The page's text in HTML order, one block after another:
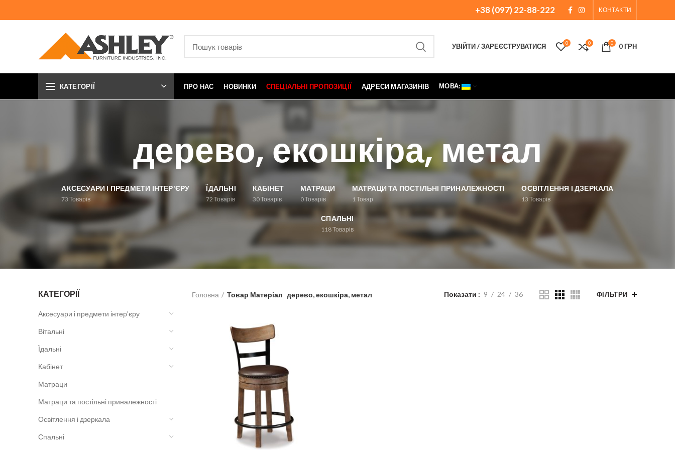
+38 (097) 22-88-222 КОНТАКТИ
УВІЙТИ / ЗАРЕЄСТРУВАТИСЯ 0 0 0 0ГРН
КАТЕГОРІЇ ПРО НАС НОВИНКИ СПЕЦІАЛЬНІ ПРОПОЗИЦІЇ АДРЕСИ МАГАЗИНІВ МОВА:
дерево, екошкіра, метал
АКСЕСУАРИ І ПРЕДМЕТИ ІНТЕР'ЄРУ
73 Товарів
ЇДАЛЬНІ
72 Товарів
КАБІНЕТ
30Товарів
МАТРАЦИ
0Товарів
МАТРАЦИ ТА ПОСТІЛЬНІ ПРИНАЛЕЖНОСТІ
1Товар
ОСВІТЛЕННЯ І ДЗЕРКАЛА
13 Товарів
СПАЛЬНІ
118Товарів
КАТЕГОРІЇ
Аксесуари і предмети інтер'єру
Вітальні
Їдальні
Кабінет
Матраци
Матраци та постільні приналежності
Освітлення і дзеркала
Спальні
Головна Товар Матеріал дерево, екошкіра, метал Показати 9 24 36 ФІЛЬТРИ